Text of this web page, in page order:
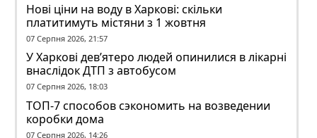
Нові ціни на воду в Харкові: скільки
платитимуть містяни з 1 жовтня
07 Серпня 2026, 21:57
У Харкові дев’ятеро людей опинилися в лікарні
внаслідок ДТП з автобусом
07 Серпня 2026, 18:03
ТОП-7 способов сэкономить на возведении
коробки дома
07 Серпня 2026, 14:26